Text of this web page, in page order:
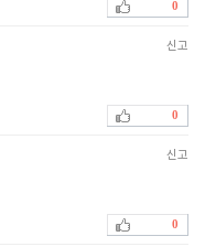
0
신고
0
신고
0